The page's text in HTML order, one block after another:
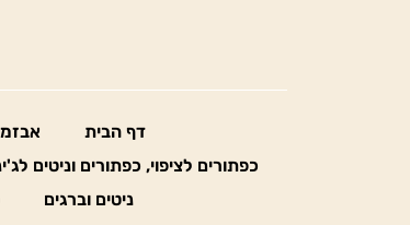
דף הבית
כפתורים לציפוי, כפתורים וניטים
ניטים וברגים